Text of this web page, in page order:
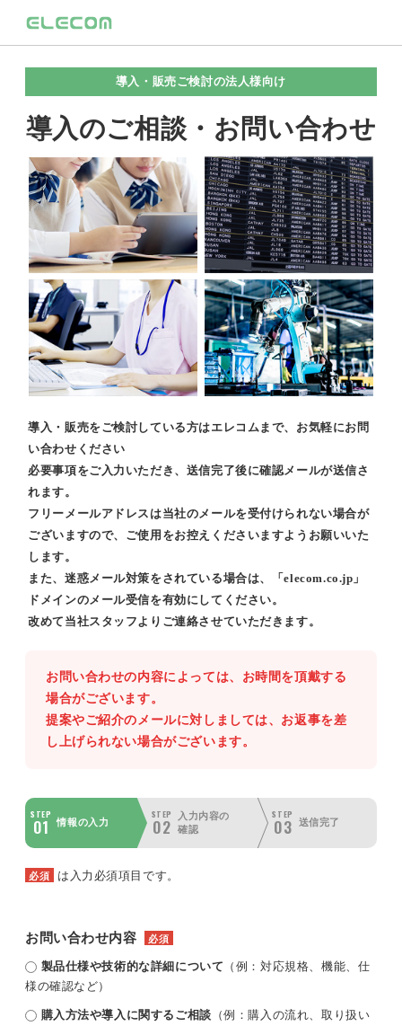
導入・販売ご検討の法人様向け
導入のご相談・お問い合わせ
導入・販売をご検討している方はエレコムまで、お気軽にお問
い合わせください
必要事項をご入力いただき、送信完了後に確認メールが送信さ
れます。
フリーメールアドレスは当社のメールを受付けられない場合が
ございますので、ご使用をお控えくださいますようお願いいた
します。
また、迷惑メール対策をされている場合は、「elecom.co.jp」
ドメインのメール受信を有効にしてください。
改めて当社スタッフよりご連絡させていただきます。
お問い合わせの内容によっては、お時間を頂戴する
場合がございます。
提案やご紹介のメールに対しましては、お返事を差
し上げられない場合がございます。
STEP
01 情報の入力
STEP
02
入力内容の
確認
STEP
03 送信完了
必須 は入力必須項目です。
お問い合わせ内容 必須
製品仕様や技術的な詳細について （例：対応規格、機能、仕
様の確認など）
購入方法や導入に関するご相談 （例：購入の流れ、取り扱い